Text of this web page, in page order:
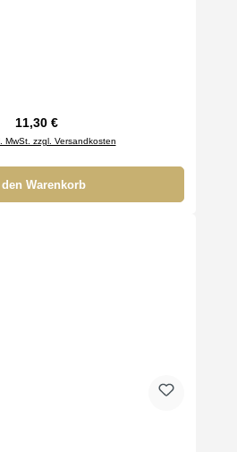
Regulärer Preis:
11,30 €
MwSt. zzgl. Versandkosten
den Warenkorb